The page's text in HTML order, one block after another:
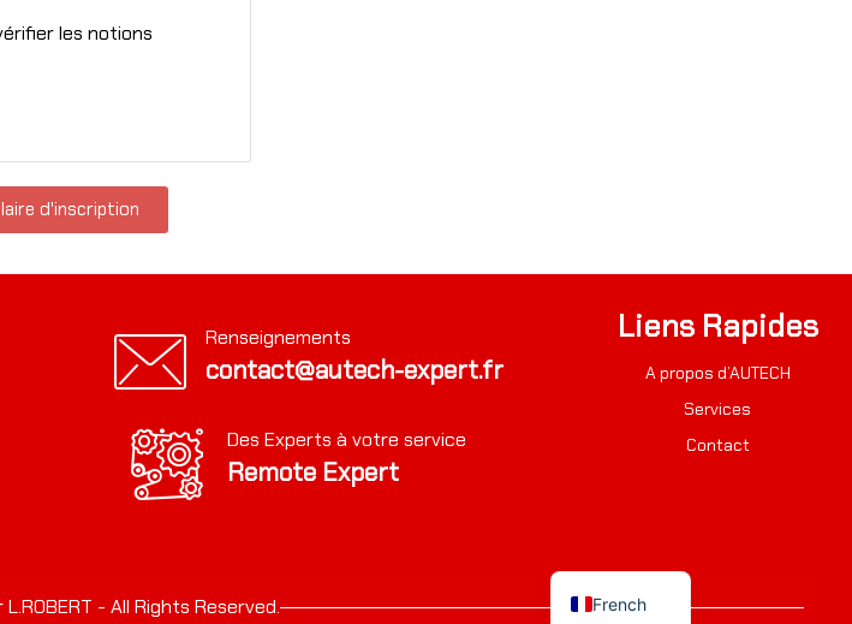
les notions
d'inscription
Renseignements
contact@autech-expert.fr
Des Experts à votre service
Remote Expert
Liens Rapides
A propos d’AUTECH
Services
Contact
- All Rights Reserved. French